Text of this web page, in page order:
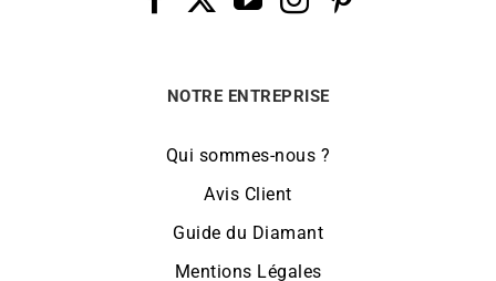
NOTRE ENTREPRISE
Qui sommes-nous ?
Avis Client
Guide du Diamant
Mentions Légales